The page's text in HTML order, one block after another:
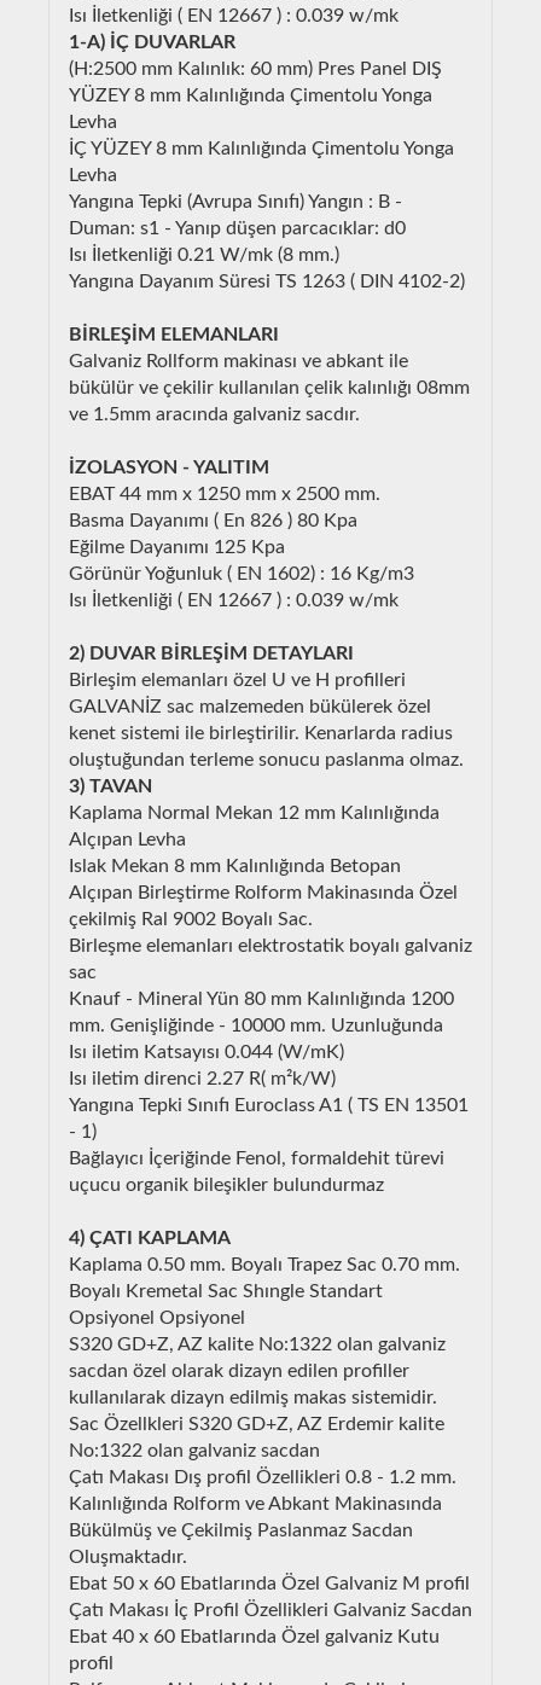
Isı İletkenliği ( EN 12667 ) : 0.039 w/mk
1-A) İÇ DUVARLAR
(H:2500 mm Kalınlık: 60 mm) Pres Panel DIŞ
YÜZEY 8 mm Kalınlığında Çimentolu Yonga
Levha
İÇ YÜZEY 8 mm Kalınlığında Çimentolu Yonga
Levha
Yangına Tepki (Avrupa Sınıfı) Yangın : B -
Duman: s1 - Yanıp düşen parcacıklar: d0
Isı İletkenliği 0.21 W/mk (8 mm.)
Yangına Dayanım Süresi TS 1263 ( DIN 4102-2)
BİRLEŞİM ELEMANLARI
Galvaniz Rollform makinası ve abkant ile
bükülür ve çekilir kullanılan çelik kalınlığı 08mm
ve 1.5mm aracında galvaniz sacdır.
İZOLASYON - YALITIM
EBAT 44 mm x 1250 mm x 2500 mm.
Basma Dayanımı ( En 826 ) 80 Kpa
Eğilme Dayanımı 125 Kpa
Görünür Yoğunluk ( EN 1602) : 16 Kg/m3
Isı İletkenliği ( EN 12667 ) : 0.039 w/mk
2) DUVAR BİRLEŞİM DETAYLARI
Birleşim elemanları özel U ve H profilleri
GALVANİZ sac malzemeden bükülerek özel
kenet sistemi ile birleştirilir. Kenarlarda radius
oluştuğundan terleme sonucu paslanma olmaz.
3) TAVAN
Kaplama Normal Mekan 12 mm Kalınlığında
Alçıpan Levha
Islak Mekan 8 mm Kalınlığında Betopan
Alçıpan Birleştirme Rolform Makinasında Özel
çekilmiş Ral 9002 Boyalı Sac.
Birleşme elemanları elektrostatik boyalı galvaniz
sac
Knauf - Mineral Yün 80 mm Kalınlığında 1200
mm. Genişliğinde - 10000 mm. Uzunluğunda
Isı iletim Katsayısı 0.044 (W/mK)
Isı iletim direnci 2.27 R( m²k/W)
Yangına Tepki Sınıfı Euroclass A1 ( TS EN 13501
- 1)
Bağlayıcı İçeriğinde Fenol, formaldehit türevi
uçucu organik bileşikler bulundurmaz
4) ÇATI KAPLAMA
Kaplama 0.50 mm. Boyalı Trapez Sac 0.70 mm.
Boyalı Kremetal Sac Shıngle Standart
Opsiyonel Opsiyonel
S320 GD+Z, AZ kalite No:1322 olan galvaniz
sacdan özel olarak dizayn edilen profiller
kullanılarak dizayn edilmiş makas sistemidir.
Sac Özellkleri S320 GD+Z, AZ Erdemir kalite
No:1322 olan galvaniz sacdan
Çatı Makası Dış profil Özellikleri 0.8 - 1.2 mm.
Kalınlığında Rolform ve Abkant Makinasında
Bükülmüş ve Çekilmiş Paslanmaz Sacdan
Oluşmaktadır.
Ebat 50 x 60 Ebatlarında Özel Galvaniz M profil
Çatı Makası İç Profil Özellikleri Galvaniz Sacdan
Ebat 40 x 60 Ebatlarında Özel galvaniz Kutu
profil